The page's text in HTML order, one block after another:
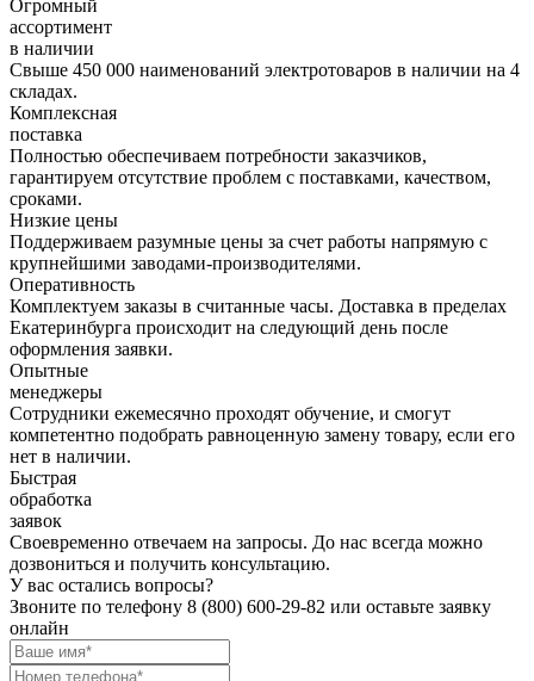
Огромный
ассортимент
в наличии
Свыше 450 000 наименований электротоваров в наличии на 4
складах.
Комплексная
поставка
Полностью обеспечиваем потребности заказчиков,
гарантируем отсутствие проблем с поставками, качеством,
сроками.
Низкие цены
Поддерживаем разумные цены за счет работы напрямую с
крупнейшими заводами-производителями.
Оперативность
Комплектуем заказы в считанные часы. Доставка в пределах
Екатеринбурга происходит на следующий день после
оформления заявки.
Опытные
менеджеры
Сотрудники ежемесячно проходят обучение, и смогут
компетентно подобрать равноценную замену товару, если его
нет в наличии.
Быстрая
обработка
заявок
Своевременно отвечаем на запросы. До нас всегда можно
дозвониться и получить консультацию.
У вас остались вопросы?
Звоните по телефону 8 (800) 600-29-82 или оставьте заявку
онлайн